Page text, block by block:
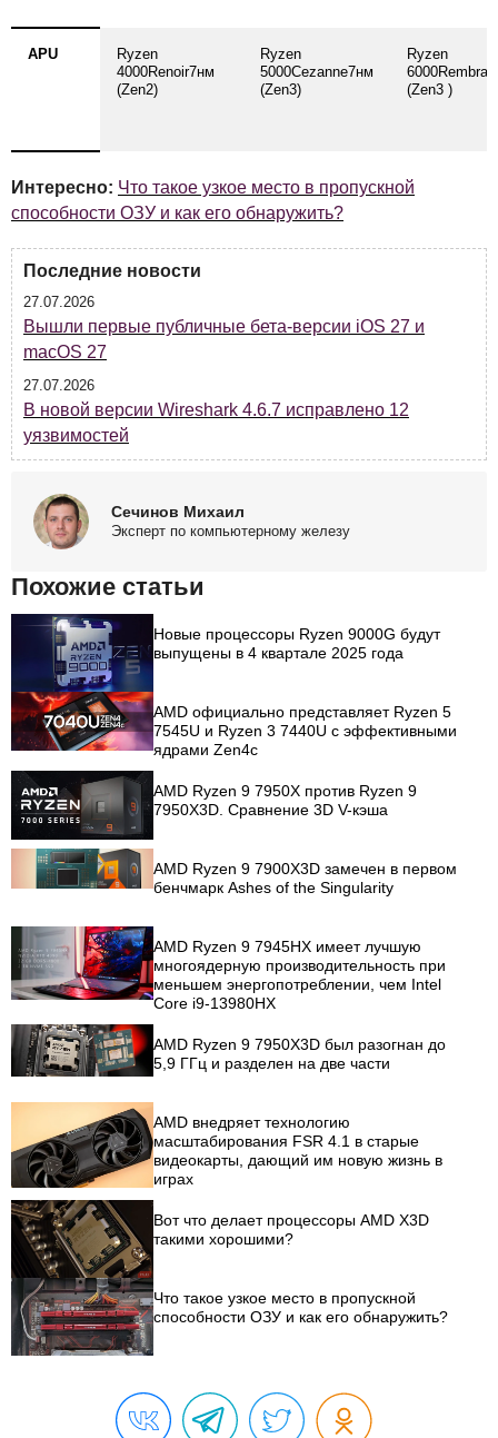
APU
Ryzen
4000Renoir7нм
(Zen2)
Ryzen
5000Cezanne7нм
(Zen3)
Ryzen
(Zen3 )
Интересно: Что такое узкое место в пропускной
способности ОЗУ и как его обнаружить?
Последние новости
27.07.2026
Вышли первые публичные бета-версии iOS 27 и
macOS 27
27.07.2026
В новой версии Wireshark 4.6.7 исправлено 12
уязвимостей
Сечинов Михаил
Эксперт по компьютерному железу
Похожие статьи
Новые процессоры Ryzen 9000G будут
выпущены в 4 квартале 2025 года
AMD официально представляет Ryzen 5
7545U и Ryzen 3 7440U с эффективными
ядрами Zen4c
AMD Ryzen 9 7950X против Ryzen 9
7950X3D. Сравнение 3D V-кэша
AMD Ryzen 9 7900X3D замечен в первом
бенчмарк Ashes of the Singularity
AMD Ryzen 9 7945HX имеет лучшую
многоядерную производительность при
меньшем энергопотреблении, чем Intel
Core i9-13980HX
AMD Ryzen 9 7950X3D был разогнан до
5,9 ГГц и разделен на две части
AMD внедряет технологию
масштабирования FSR 4.1 в старые
видеокарты, дающий им новую жизнь в
играх
Вот что делает процессоры AMD X3D
такими хорошими?
Что такое узкое место в пропускной
способности ОЗУ и как его обнаружить?